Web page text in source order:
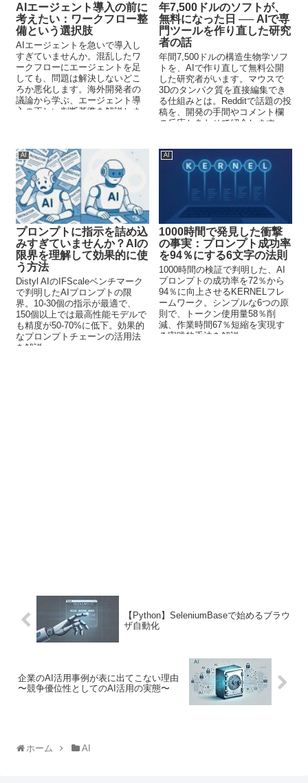
AIエージェント導入の前に
考えたい：ワークフロー整
備という選択肢
AIエージェントを急いで導入し
すぎていませんか。混乱したワ
ークフローにエージェントを足
しても、問題は解決しないどこ
ろか悪化します。海外開発者の
議論から学ぶ、エージェント導
入の正しい判断基準を解説しま
年7,500ドルのソフトが、
無料になった日 ── AIで専
門ツールを作り直した研究
者の話
年間7,500ドルの構造生物学ソフ
トを、AIで作り直して無料公開
した研究者がいます。マウスで
3Dのタンパク質を直接編集でき
る仕組みとは。Redditで話題の投
稿を、開発の手間やコメント欄
の反応とあわせて紹介します。
AI
プロンプトに指示を詰め込
みすぎていませんか？AIの
限界を理解して効果的に使
う方法
Distyl AIのIFScaleベンチマーク
で判明したAIプロンプトの限
界。10-30個の指示が最適で、
150個以上では最高性能モデルで
も精度が50-70%に低下。効果的
なプロンプトチェーンの活用法
を解説。
AI
1000時間で発見した衝撃
の事実：プロンプト成功率
を94％にする6文字の法則
1000時間の検証で判明した、AI
プロンプトの成功率を72％から
94％に向上させるKERNELフレ
ームワーク。シンプルな6つの原
則で、トークン使用量58％削
減、作業時間67％短縮を実現す
る実践的手法を解説。
【Python】SeleniumBaseで始めるブラウ
ザ自動化
企業のAI活用事例が表に出てこない理由
〜競争優位性としてのAI活用の実態〜
ホーム AI